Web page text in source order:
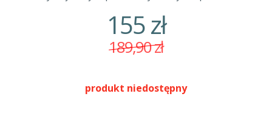
155zł
189,90zł
produkt niedostępny